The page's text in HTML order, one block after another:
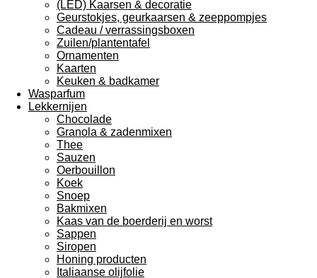
(LED) Kaarsen & decoratie
Geurstokjes, geurkaarsen & zeeppompjes
Cadeau / verrassingsboxen
Zuilen/plantentafel
Ornamenten
Kaarten
Keuken & badkamer
Wasparfum
Lekkernijen
Chocolade
Granola & zadenmixen
Thee
Sauzen
Oerbouillon
Koek
Snoep
Bakmixen
Kaas van de boerderij en worst
Sappen
Siropen
Honing producten
Italiaanse olijfolie